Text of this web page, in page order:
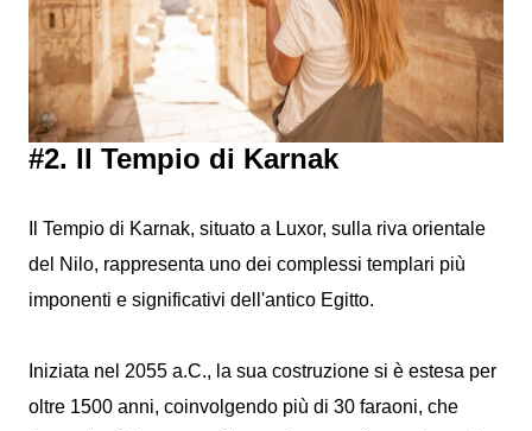
#2. Il Tempio di Karnak
Il Tempio di Karnak, situato a Luxor, sulla riva orientale
del Nilo, rappresenta uno dei complessi templari più
imponenti e significativi dell'antico Egitto.
Iniziata nel 2055 a.C., la sua costruzione si è estesa per
oltre 1500 anni, coinvolgendo più di 30 faraoni, che